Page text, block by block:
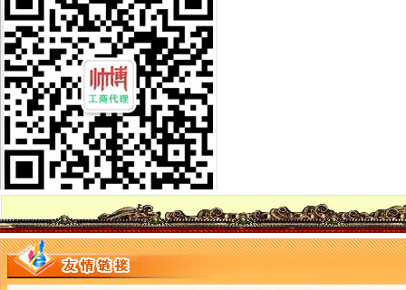
海关无纸化签约
北京海关提高通关效率助推跨境电商进口增7成_秦岛生活网
[股市360]上海通关无纸化实现海陆空全覆盖国内财经-财经
无纸化报关
长沙海关无纸化报关单超80%_城视网
宁波无纸化报关宁波电子报关宁波买单报关专业安全高效便捷-阿
电子口岸无纸化签约
龙岩关区进入通关无纸化时代惠及200多家企业_龙岩新闻_福建之窗
电子口岸与出口退税系统操作全流程实战指南【全本_书评_在线阅读】
重庆海关电话
2015国考重庆海关暂缓录用公示-公务员复习辅导-文都网校
重庆海关面试公告
重庆海关在哪里
海关关员职业发展制度研究--以重庆海关为例.pdf
重庆海关：十大新举措助渝发展_滚动_新闻_腾讯网